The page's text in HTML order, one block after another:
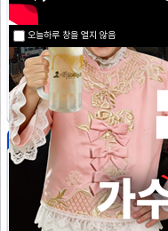
오늘하루 창을 열지 않음